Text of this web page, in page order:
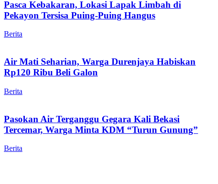
Pasca Kebakaran, Lokasi Lapak Limbah di
Pekayon Tersisa Puing-Puing Hangus
Berita
Air Mati Seharian, Warga Durenjaya Habiskan
Rp120 Ribu Beli Galon
Berita
Pasokan Air Terganggu Gegara Kali Bekasi
Tercemar, Warga Minta KDM “Turun Gunung”
Berita